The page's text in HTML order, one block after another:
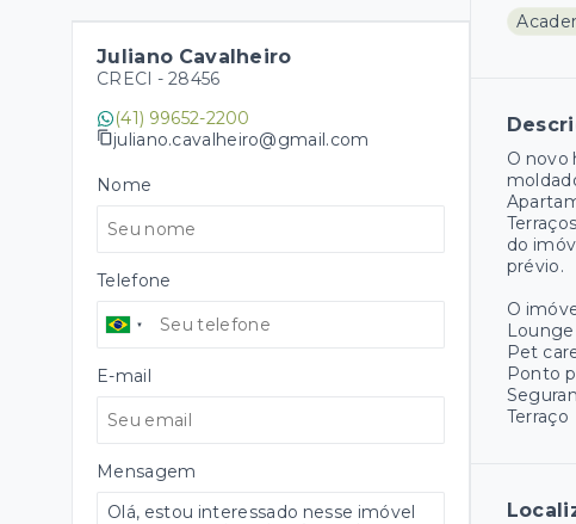
O novo
do
prévio.
O
Lounge
Pet
Ponto
Terraço
Juliano Cavalheiro
CRECI - 28456
(41) 99652-2200
juliano.cavalheiro@gmail.com
Nome
Telefone
E-mail
Mensagem